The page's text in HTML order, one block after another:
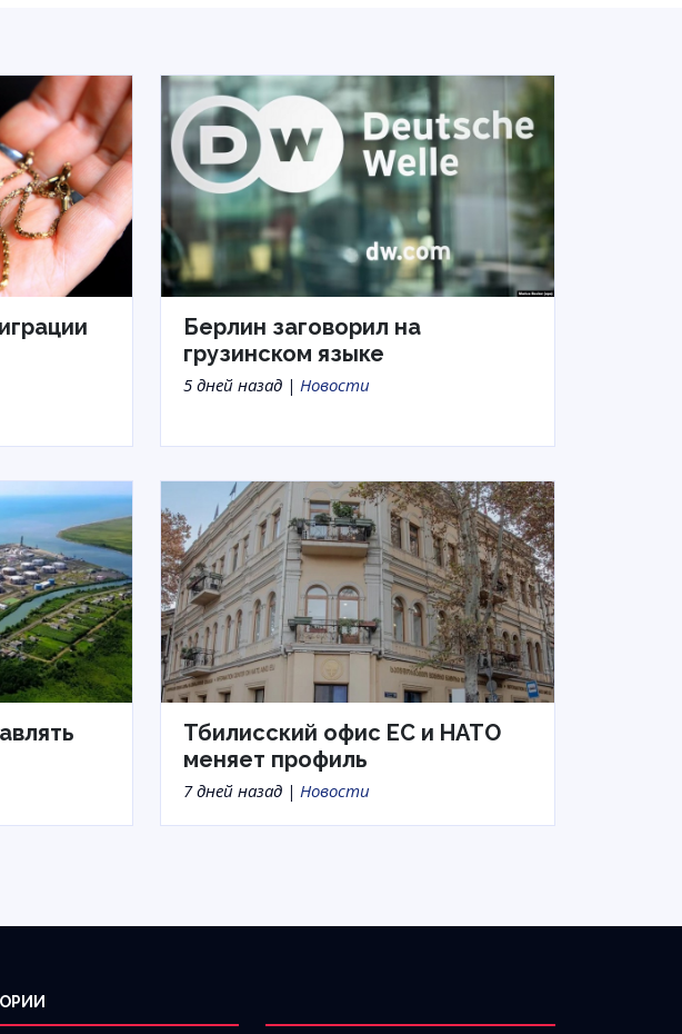
Берлин заговорил на
грузинском языке
5 дней назад | Новости
Тбилисский офис ЕС и НАТО
меняет профиль
7 дней назад | Новости